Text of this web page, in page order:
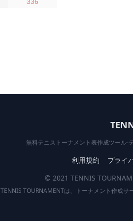
無料テニストーナメント表作成ツール-
利用規約 プライ
© 2021 TENNIS
TENNIS TOURNAMENTは、トーナメント作成サ